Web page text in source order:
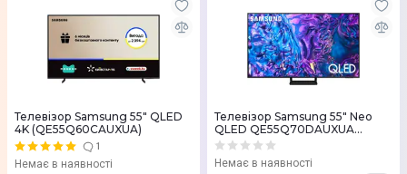
Телевізор Samsung 55" QLED
4K (QE55Q60CAUXUA)
1
Немає в наявності
Телевізор Samsung 55" Neo
QLED QE55Q70DAUXUA
MiniLED
Немає в наявності